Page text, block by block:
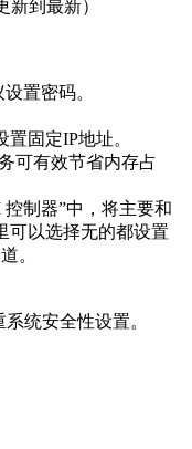
到最新）
置密码。
固定IP地址。
可有效节省内存占
控制器”中，将主要和
可以选择无的都设置
。
统安全性设置。